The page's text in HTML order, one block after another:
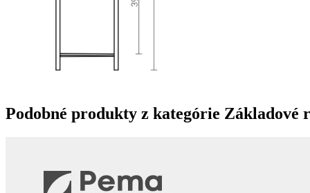
Podobné produkty z kategórie Základové